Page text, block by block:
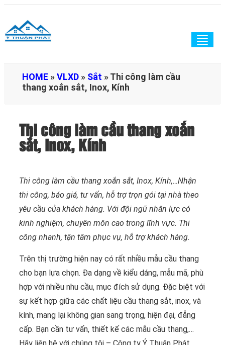
HOME »VLXD » Sắt »Thi công làm cầu
thang xoắn sắt, Inox, Kính
Thi công làm cầu thang xoắn
sắt, Inox, Kính
Thi công làm cầu thang xoắn sắt, Inox, Kính,…Nhận
thi công, báo giá, tư vấn, hỗ trợ trọn gói tại nhà theo
yêu cầu của khách hàng. Với đội ngũ nhân lực có
kinh nghiệm, chuyên môn cao trong lĩnh vực. Thi
công nhanh, tận tâm phục vụ, hỗ trợ khách hàng.
Trên thị trường hiện nay có rất nhiều mẫu cầu thang
cho bạn lựa chọn. Đa dạng về kiểu dáng, mẫu mã, phù
hợp với nhiều nhu cầu, mục đích sử dụng. Đặc biệt với
sự kết hợp giữa các chất liệu cầu thang sắt, inox, và
kính, mang lại không gian sang trọng, hiện đại, đẳng
cấp. Bạn cần tư vấn, thiết kế các mẫu cầu thang,…